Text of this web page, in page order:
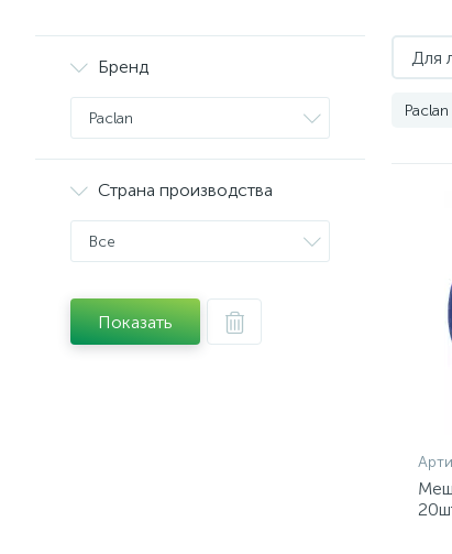
Бренд
Paclan
Страна производства
Все
Показать
Для
Paclan